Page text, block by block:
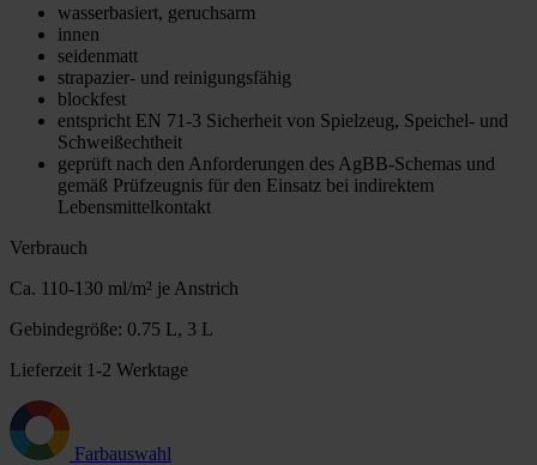
wasserbasiert, geruchsarm
innen
seidenmatt
strapazier- und reinigungsfähig
blockfest
entspricht EN 71-3 Sicherheit von Spielzeug, Speichel- und
Schweißechtheit
geprüft nach den Anforderungen des AgBB-Schemas und
gemäß Prüfzeugnis für den Einsatz bei indirektem
Lebensmittelkontakt
Verbrauch
Ca. 110-130 ml/m² je Anstrich
Gebindegröße: 0.75 L, 3 L
Lieferzeit 1-2 Werktage
Farbauswahl